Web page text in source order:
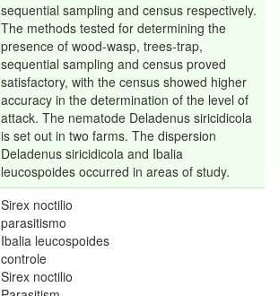
sequential sampling and census respectively.
The methods tested for determining the
presence of wood-wasp, trees-trap,
sequential sampling and census proved
satisfactory, with the census showed higher
accuracy in the determination of the level of
attack. The nematode Deladenus siricidicola
is set out in two farms. The dispersion
Deladenus siricidicola and Ibalia
leucospoides occurred in areas of study.
Sirex noctilio
parasitismo
Ibalia leucospoides
controle
Sirex noctilio